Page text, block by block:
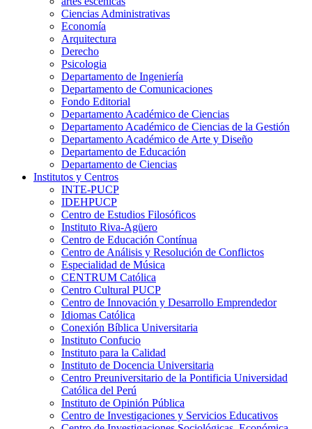
Ciencias Administrativas
Economía
Arquitectura
Derecho
Psicologia
Departamento de Ingeniería
Departamento de Comunicaciones
Fondo Editorial
Departamento Académico de Ciencias
Departamento Académico de Ciencias de la Gestión
Departamento Académico de Arte y Diseño
Departamento de Educación
Departamento de Ciencias
Institutos y Centros
INTE-PUCP
IDEHPUCP
Centro de Estudios Filosóficos
Instituto Riva-Agüero
Centro de Educación Contínua
Centro de Análisis y Resolución de Conflictos
Especialidad de Música
CENTRUM Católica
Centro Cultural PUCP
Centro de Innovación y Desarrollo Emprendedor
Idiomas Católica
Conexión Bíblica Universitaria
Instituto Confucio
Instituto para la Calidad
Instituto de Docencia Universitaria
Centro Preuniversitario de la Pontificia Universidad
Católica del Perú
Instituto de Opinión Pública
Centro de Investigaciones y Servicios Educativos